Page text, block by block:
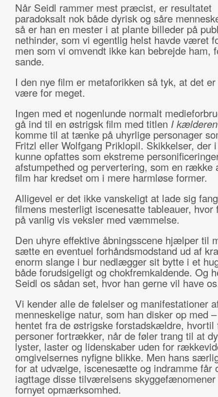
Når Seidl rammer mest præcist, er resultatet
paradoksalt nok både dyrisk og såre
så er han en mester i at plante billeder på
nethinder, som vi egentlig helst havde været
men som vi omvendt ikke kan bebrejde ham,
sande.
I den nye film er metaforikken så tyk, at det
være for meget.
Ingen med et nogenlunde normalt
gå ind til en østrigsk film med titlen I kælderen
komme til at tænke på uhyrlige personager
Fritzl eller Wolfgang Priklopil. Skikkelser, der
kunne opfattes som ekstreme
afstumpethed og pervertering, som en række
film har kredset om i mere harmløse former.
Alligevel er det ikke vanskeligt at lade sig
filmens mesterligt iscenesatte tableauer, hvor
på vanlig vis veksler med væmmelse.
Den uhyre effektive åbningsscene hjælper til
sætte en eventuel forhåndsmodstand ud af
enorm slange i bur nedlægger sit bytte i et
både forudsigeligt og chokfremkaldende. Og
Seidl os sådan set, hvor han gerne vil have
Vi kender alle de følelser og manifestationer
menneskelige natur, som han disker op med
hentet fra de østrigske forstadskældre, hvortil
personer fortrækker, når de føler trang til at
lyster, laster og lidenskaber uden for
omgivelsernes nyfigne blikke. Men hans
for at udvælge, iscenesætte og indramme får
iagttage disse tilværelsens skyggefænomener
fornyet opmærksomhed.